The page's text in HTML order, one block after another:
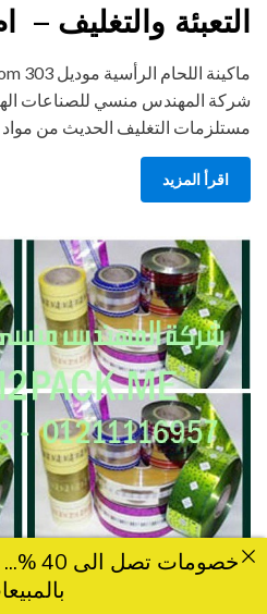
التعبئة والتغليف –
شركة المهندس منسي للصناعات
مستلزمات التغليف الحديث من مواد
اقرأ المزيد
byengmansy
Posted
يونيو 29, 2015
خامات شرينك